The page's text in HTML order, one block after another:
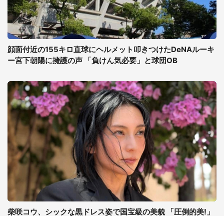
顔面付近の155キロ直球にヘルメット叩きつけたDeNAルーキ
ー宮下朝陽に擁護の声 「負けん気必要」と球団OB
柴咲コウ、シックな黒ドレス姿で国宝級の美貌 「圧倒的美!」